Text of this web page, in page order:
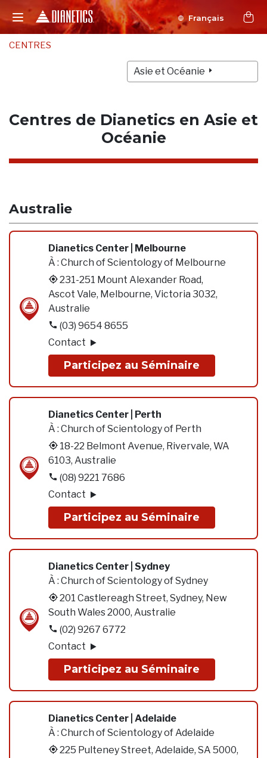
Français
CENTRES
Asie et Océanie
Centres de Dianetics en Asie et
Océanie
Australie
Dianetics Center | Melbourne
À : Church of Scientology of Melbourne
231-251 Mount Alexander Road,
Ascot Vale, Melbourne, Victoria 3032,
Australie
(03) 9654 8655
Contact
Participez au Séminaire
Dianetics Center | Perth
À : Church of Scientology of Perth
18-22 Belmont Avenue, Rivervale, WA
6103, Australie
(08) 9221 7686
Contact
Participez au Séminaire
Dianetics Center | Sydney
À : Church of Scientology of Sydney
201 Castlereagh Street, Sydney, New
South Wales 2000, Australie
(02) 9267 6772
Contact
Participez au Séminaire
Dianetics Center | Adelaide
À : Church of Scientology of Adelaide
225 Pulteney Street, Adelaide, SA 5000,